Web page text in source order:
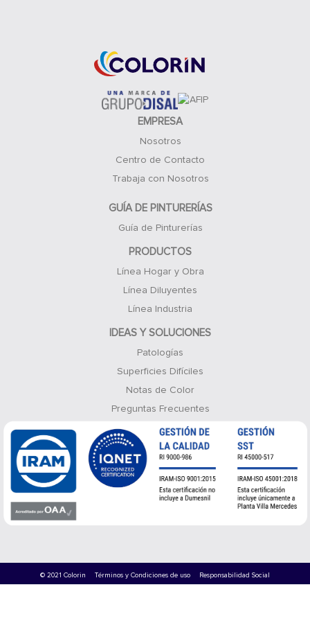
EMPRESA
Nosotros
Centro de Contacto
Trabaja con Nosotros
GUÍA DE PINTURERÍAS
Guía de Pinturerías
PRODUCTOS
Línea Hogar y Obra
Línea Diluyentes
Línea Industria
IDEAS Y SOLUCIONES
Patologías
Superficies Difíciles
Notas de Color
Preguntas Frecuentes
© 2021 Colorin Términos y Condiciones de uso Responsabilidad Social